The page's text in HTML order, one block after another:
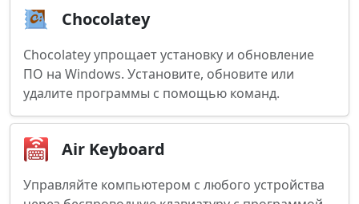
Chocolatey
Chocolatey упрощает установку и обновление
ПО на Windows. Установите, обновите или
удалите программы с помощью команд.
Air Keyboard
Управляйте компьютером с любого устройства